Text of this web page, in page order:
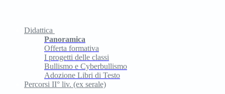
Didattica
Panoramica
Offerta formativa
I progetti delle classi
Bullismo e Cyberbullismo
Adozione Libri di Testo
Percorsi II° liv. (ex serale)